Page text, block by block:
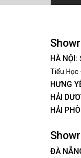
HÀ NỘI:
Tiểu Học
HƯNG
HẢI
HẢI
ĐÀ